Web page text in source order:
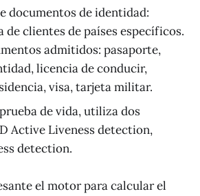
documentos de identidad:
de clientes de países específicos.
admitidos: pasaporte,
licencia de conducir,
visa, tarjeta militar.
de vida, utiliza dos
Active Liveness detection,
detection.
el motor para calcular el